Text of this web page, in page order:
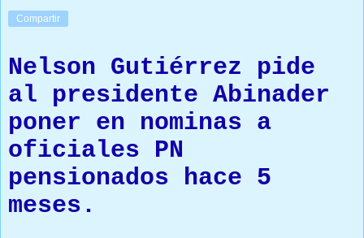
Compartir
Nelson Gutiérrez pide
al presidente Abinader
poner en nominas a
oficiales PN
pensionados hace 5
meses.